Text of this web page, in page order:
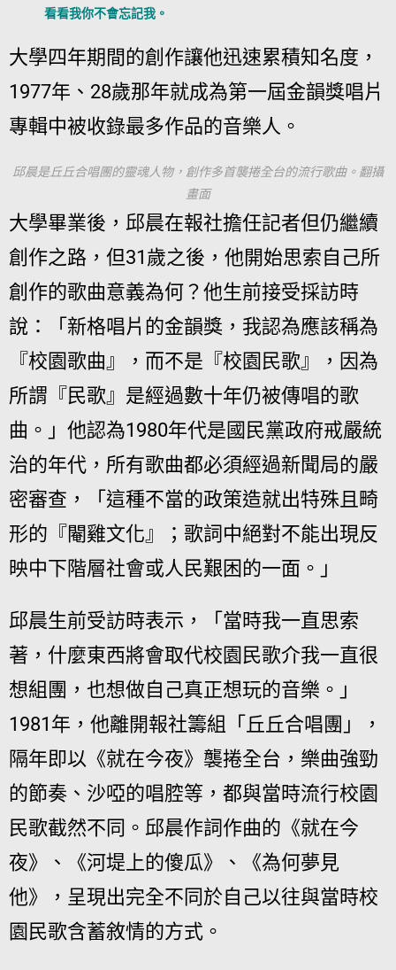
看看我你不會忘記我。
大學四年期間的創作讓他迅速累積知名度，
1977年、28歲那年就成為第一屆金韻獎唱片
專輯中被收錄最多作品的音樂人。
邱晨是丘丘合唱團的靈魂人物，創作多首襲捲全台的流行歌曲。翻攝
畫面
大學畢業後，邱晨在報社擔任記者但仍繼續
創作之路，但31歲之後，他開始思索自己所
創作的歌曲意義為何？他生前接受採訪時
說：「新格唱片的金韻獎，我認為應該稱為
『校園歌曲』，而不是『校園民歌』，因為
所謂『民歌』是經過數十年仍被傳唱的歌
曲。」他認為1980年代是國民黨政府戒嚴統
治的年代，所有歌曲都必須經過新聞局的嚴
密審查，「這種不當的政策造就出特殊且畸
形的『閹雞文化』；歌詞中絕對不能出現反
映中下階層社會或人民艱困的一面。」
邱晨生前受訪時表示，「當時我一直思索
著，什麼東西將會取代校園民歌介我一直很
想組團，也想做自己真正想玩的音樂。」
1981年，他離開報社籌組「丘丘合唱團」，
隔年即以《就在今夜》襲捲全台，樂曲強勁
的節奏、沙啞的唱腔等，都與當時流行校園
民歌截然不同。邱晨作詞作曲的《就在今
夜》、《河堤上的傻瓜》、《為何夢見
他》，呈現出完全不同於自己以往與當時校
園民歌含蓄敘情的方式。